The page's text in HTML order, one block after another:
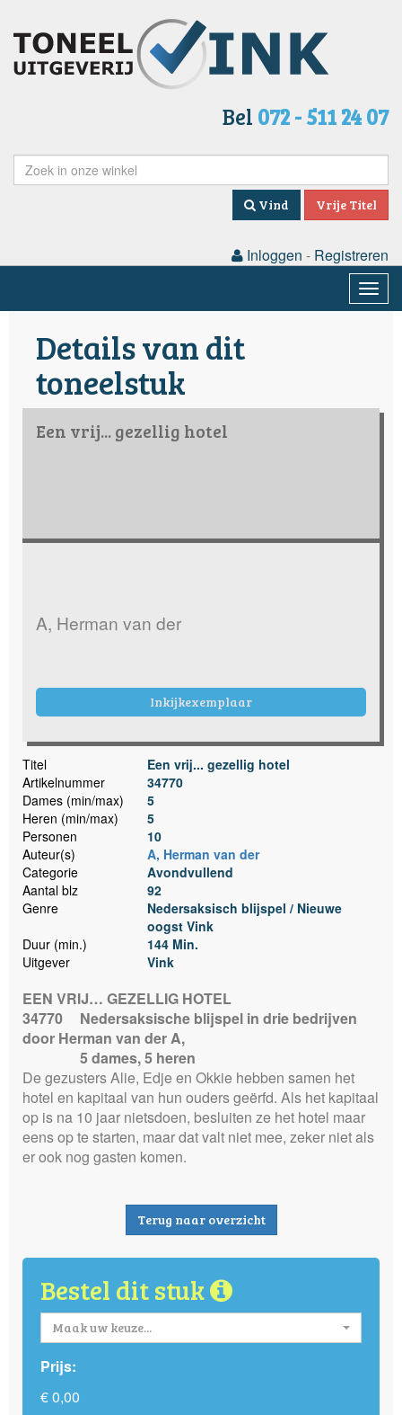
Bel 072 - 511 24 07
Vind Vrije Titel
Inloggen - Registreren
Details van dit
toneelstuk
Een vrij... gezellig hotel
A, Herman van der
Inkijkexemplaar
Titel
Een vrij... gezellig hotel
Artikelnummer
34770
Dames (min/max)
5
Heren (min/max)
5
Personen
10
Auteur(s)
A, Herman van der
Categorie
Avondvullend
Aantal blz
92
Genre
Nedersaksisch blijspel / Nieuwe
oogst Vink
Duur (min.)
144 Min.
Uitgever
Vink
EEN VRIJ… GEZELLIG HOTEL
34770
Nedersaksische blijspel in drie bedrijven
door Herman van der A,
5 dames, 5 heren
De gezusters Alie, Edje en Okkie hebben samen het
hotel en kapitaal van hun ouders geërfd. Als het kapitaal
op is na 10 jaar nietsdoen, besluiten ze het hotel maar
eens op te starten, maar dat valt niet mee, zeker niet als
er ook nog gasten komen.
Terug naar overzicht
Bestel dit stuk
Maak uw keuze...
Prijs:
€ 0,00